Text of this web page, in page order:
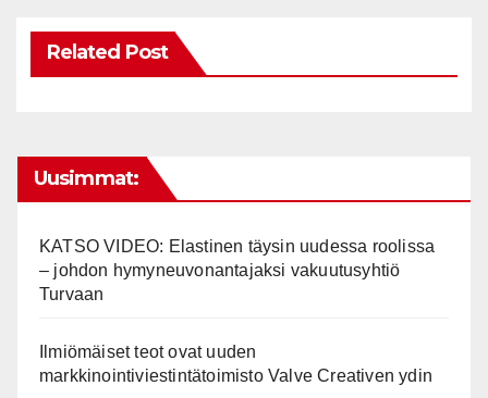
Related Post
Uusimmat:
KATSO VIDEO: Elastinen täysin uudessa roolissa
– johdon hymyneuvonantajaksi vakuutusyhtiö
Turvaan
Ilmiömäiset teot ovat uuden
markkinointiviestintätoimisto Valve Creativen ydin